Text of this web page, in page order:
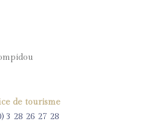
de tourisme
3 28 26 27 28